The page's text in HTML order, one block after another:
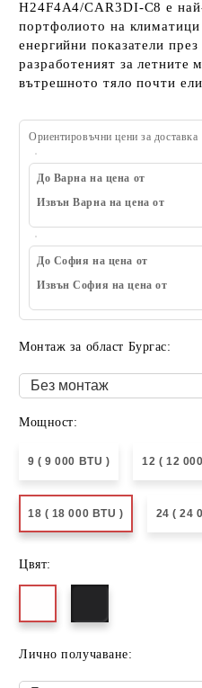
H24F4A4/CAR3DI-C8 е
портфолиото на
енергийни показатели
разработеният за летните
вътрешното тяло почти
Ориентировъчни цени за доставка
До Варна на цена от
Извън Варна на цена от
До София на цена от
Извън София на цена от
Монтаж за област Бургас:
Мощност:
9 ( 9 000 BTU ) 12 ( 12
18 ( 18 000 BTU ) 24 ( 24
Цвят:
Лично получаване: